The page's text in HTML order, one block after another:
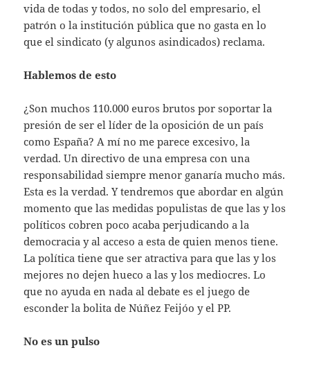
vida de todas y todos, no solo del empresario, el
patrón o la institución pública que no gasta en lo
que el sindicato (y algunos asindicados) reclama.
Hablemos de esto
¿Son muchos 110.000 euros brutos por soportar la
presión de ser el líder de la oposición de un país
como España? A mí no me parece excesivo, la
verdad. Un directivo de una empresa con una
responsabilidad siempre menor ganaría mucho más.
Esta es la verdad. Y tendremos que abordar en algún
momento que las medidas populistas de que las y los
políticos cobren poco acaba perjudicando a la
democracia y al acceso a esta de quien menos tiene.
La política tiene que ser atractiva para que las y los
mejores no dejen hueco a las y los mediocres. Lo
que no ayuda en nada al debate es el juego de
esconder la bolita de Núñez Feijóo y el PP.
No es un pulso